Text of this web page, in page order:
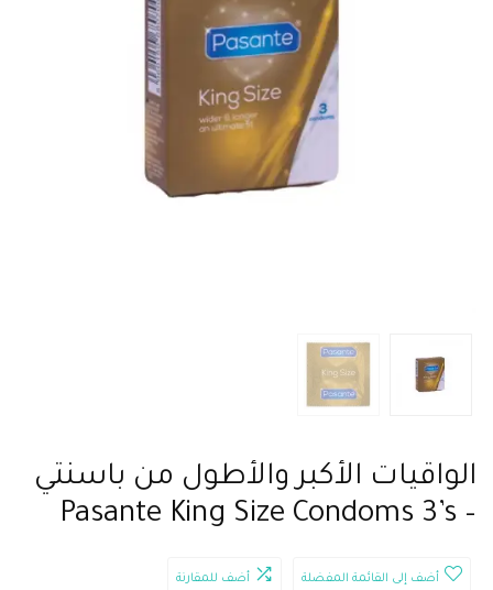
الواقيات الأكبر والأطول من باسنتي
– Pasante King Size Condoms 3’s
أضف إلى القائمة المفضلة أضف للمقارنة